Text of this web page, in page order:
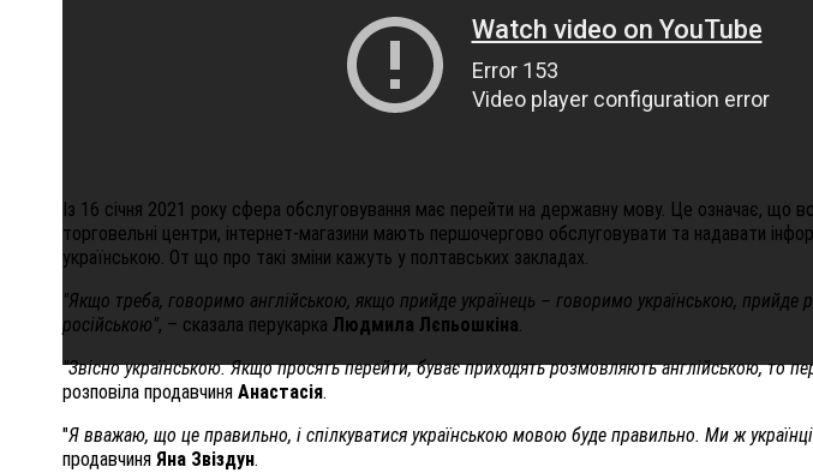
Із 16 січня 2021 року сфера обслуговування має перейти на державну мову. Це означає, що
торговельні центри, інтернет-магазини мають першочергово обслуговувати та надавати
українською. От що про такі зміни кажуть у полтавських закладах.
"Якщо треба, говоримо англійською, якщо прийде українець – говоримо українською, прийде
російською", – сказала перукарка Людмила Лєпьошкіна.
"Звісно українською. Якщо просять перейти, буває приходять розмовляють англійською, то
розповіла продавчиня Анастасія.
"Я вважаю, що це правильно, і спілкуватися українською мовою буде правильно. Ми ж
продавчиня Яна Звіздун.
ПОЛІЦІЯ ПОЛТАВЩИНИ РОЗШУКУЄ 62-РІЧНУ
ВНАСЛІДОК ПОРАНЕНЬ,
ПОМЕР ВОЇН ЮРІЙ